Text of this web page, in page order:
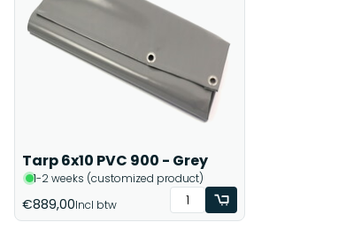
Tarp 6x10 PVC 900 - Grey
1-2 weeks (customized product)
€889,00Incl btw